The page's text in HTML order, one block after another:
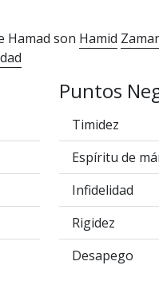
Hamad son Hamid
Puntos
Timidez
Espíritu de
Infidelidad
Rigidez
Desapego